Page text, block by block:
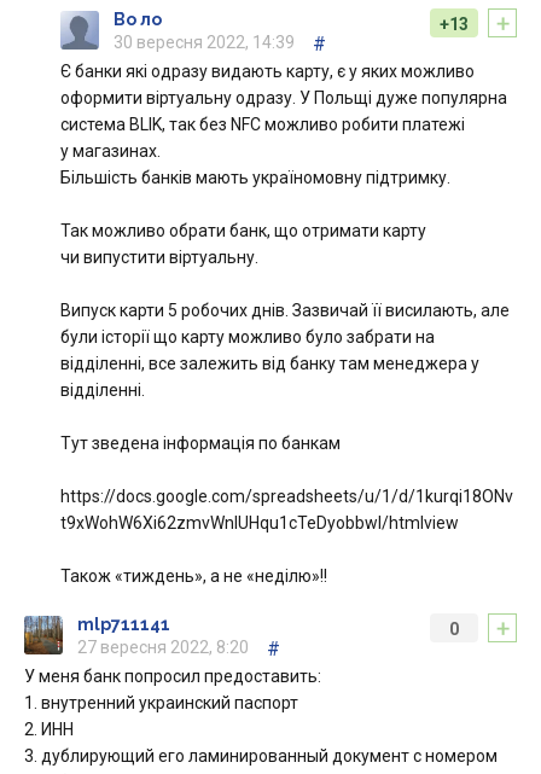
+
+13
Во ло
30 вересня 2022, 14:39
#
Є банки які одразу видають карту, є у яких можливо
оформити віртуальну одразу. У Польщі дуже популярна
система BLIK, так без NFC можливо робити платежі
у магазинах.
Більшість банків мають україномовну підтримку.
Так можливо обрати банк, що отримати карту
чи випустити віртуальну.
Випуск карти 5 робочих днів. Зазвичай її висилають, але
були історії що карту можливо було забрати на
відділенні, все залежить від банку там менеджера у
відділенні.
Тут зведена інформація по банкам
https://docs.google.com/spreadsheets/u/1/d/1kurqi18ONv
t9xWohW6Xi62zmvWnlUHqu1cTeDyobbwI/htmlview
Також «тиждень», а не «неділю»!!
+
0
mlp711141
27 вересня 2022, 8:20
#
У меня банк попросил предоставить:
1. внутренний украинский паспорт
2. ИНН
3. дублирующий его ламинированный документ с номером